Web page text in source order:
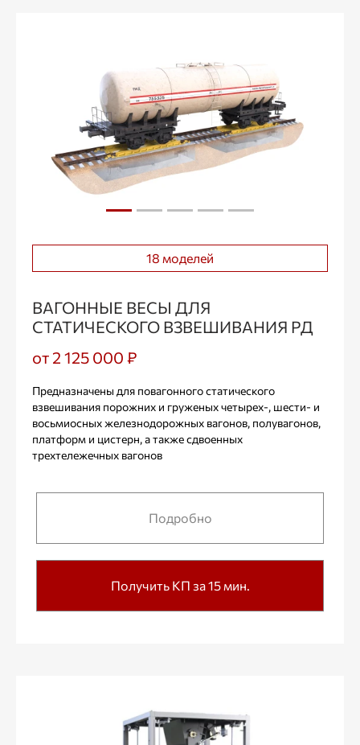
18 моделей
ВАГОННЫЕ ВЕСЫ ДЛЯ
СТАТИЧЕСКОГО ВЗВЕШИВАНИЯ РД
от 2 125 000 ₽
Предназначены для повагонного статического
взвешивания порожних и груженых четырех-, шести- и
восьмиосных железнодорожных вагонов, полувагонов,
платформ и цистерн, а также сдвоенных
трехтележечных вагонов
Подробно
Получить КП за 15 мин.